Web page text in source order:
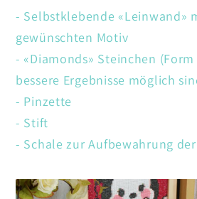
- Selbstklebende «Leinwand»
gewünschten Motiv
- «Diamonds» Steinchen
bessere Ergebnisse möglich
- Pinzette
- Stift
- Schale zur Aufbewahrung